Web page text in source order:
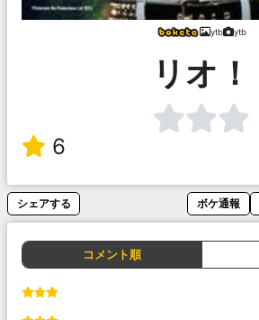
ytb ytb
リオ！
6
シェアする ボケ通報
コメント順